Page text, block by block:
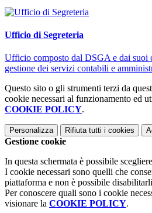
Ufficio di Segreteria
Ufficio composto dal DSGA e dai suoi
gestione dei servizi contabili e
Questo sito o gli strumenti terzi da
cookie necessari al funzionamento ed
COOKIE POLICY.
Personalizza Rifiuta tutti i cookies
Gestione cookie
In questa schermata è possibile
I cookie necessari sono quelli che
piattaforma e non è possibile
Per conoscere quali sono i cookie
visionare la COOKIE POLICY.